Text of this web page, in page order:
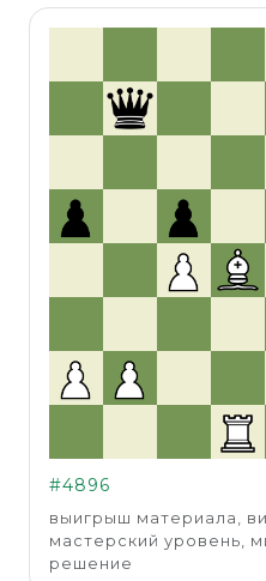
#4896
выигрыш материала,
мастерский уровень,
решение